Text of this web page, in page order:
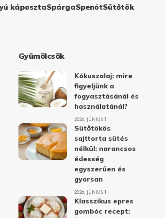
káposztaSpárgaSpenótSütőtök
Gyümölcsök
Kókuszolaj: mire
figyeljünk a
fogyasztásánál és
használatánál?
2026. JÚNIUS 1.
Sütőtökös
sajttorta sütés
nélkül: narancsos
édesség
egyszerűen és
gyorsan
2026. JÚNIUS 1.
Klasszikus epres
gombóc recept: